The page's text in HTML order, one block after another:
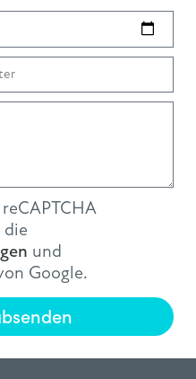
und
Google.